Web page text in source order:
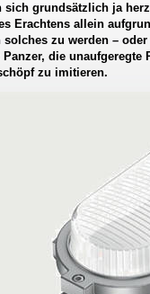
sich grundsätzlich ja
Erachtens allein
zu werden –
die
zu imitieren.